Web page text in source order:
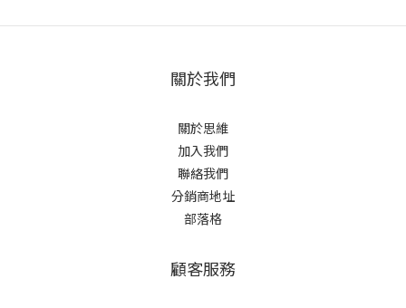
關於我們
關於思維
加入我們
聯絡我們
分銷商地址
部落格
顧客服務